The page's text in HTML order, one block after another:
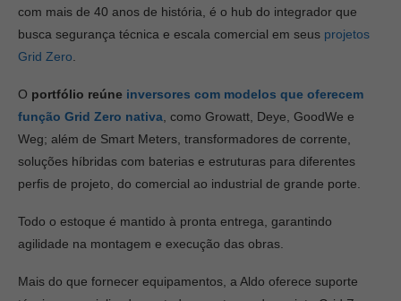
com mais de 40 anos de história, é o hub do integrador que
busca segurança técnica e escala comercial em seus projetos
Grid Zero
O portfólio reúne inversores com modelos que oferecem
função Grid Zero nativa , como Growatt, Deye, GoodWe e
Weg; além de Smart Meters, transformadores de corrente,
soluções híbridas com baterias e estruturas para diferentes
perfis de projeto, do comercial ao industrial de grande porte.
Todo o estoque é mantido à pronta entrega, garantindo
agilidade na montagem e execução das obras.
Mais do que fornecer equipamentos, a Aldo oferece suporte